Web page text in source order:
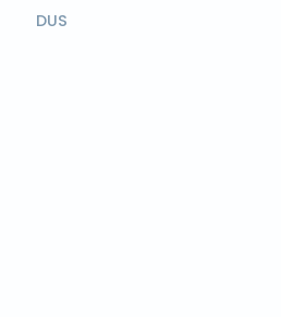
DUS